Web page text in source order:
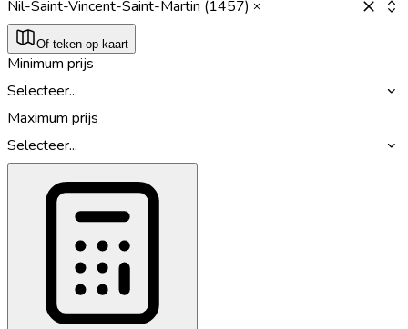
Nil-Saint-Vincent-Saint-Martin (1457)
Of teken op kaart
Minimum prijs
Selecteer...
Maximum prijs
Selecteer...